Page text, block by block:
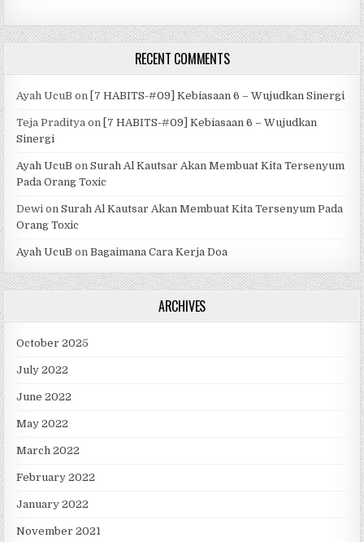
RECENT COMMENTS
Ayah UcuB on [7 HABITS-#09] Kebiasaan 6 – Wujudkan Sinergi
Teja Praditya on [7 HABITS-#09] Kebiasaan 6 – Wujudkan
Sinergi
Ayah UcuB onSurah Al Kautsar Akan Membuat Kita Tersenyum
Pada Orang Toxic
Dewi onSurah Al Kautsar Akan Membuat Kita Tersenyum Pada
Orang Toxic
Ayah UcuB onBagaimana Cara Kerja Doa
ARCHIVES
October 2025
July 2022
June 2022
May 2022
March 2022
February 2022
January 2022
November 2021